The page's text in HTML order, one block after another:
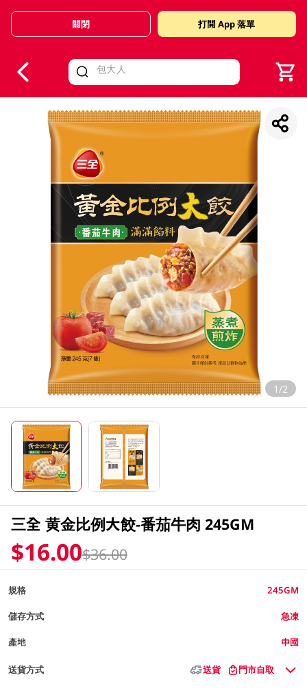
Valid Until 30 June 2026
關閉 打開 App 落單
1/2
三全 黄金比例大餃-番茄牛肉 245GM
$16.00$36.00
規格 245GM
儲存方式 急凍
產地 中國
送貨方式 送貨 門市自取